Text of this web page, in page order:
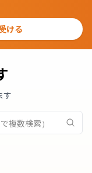
ける
す